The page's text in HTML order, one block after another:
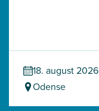
18. august 2026
Odense